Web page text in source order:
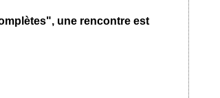
une rencontre est